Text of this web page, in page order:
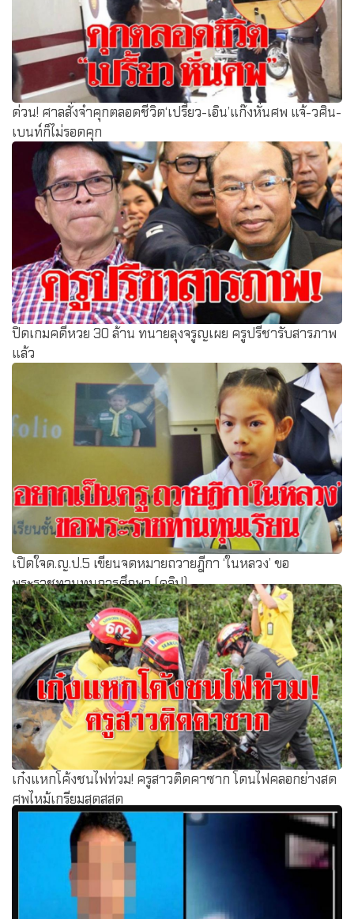
ด่วน! ศาลสั่งจำคุกตลอดชีวิต‘เปรี้ยว-เอิน’แก๊งหั่นศพ แจ้-วศิน-
เบนท์ก็ไม่รอดคุก
ปิดเกมคดีหวย 30 ล้าน ทนายลุงจรูญเผย ครูปรีชารับสารภาพ
แล้ว
เปิดใจด.ญ.ป.5 เขียนจดหมายถวายฎีกา ‘ในหลวง’ ขอ
พระราชทานทุนการศึกษา (คลิป)
เก๋งแหกโค้งชนไฟท่วม! ครูสาวติดคาซาก โดนไฟคลอกย่างสด
ศพไหม้เกรียมสุดสสด